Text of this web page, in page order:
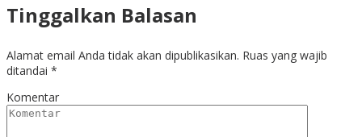
Tinggalkan Balasan
Alamat email Anda tidak akan dipublikasikan. Ruas yang wajib
ditandai *
Komentar